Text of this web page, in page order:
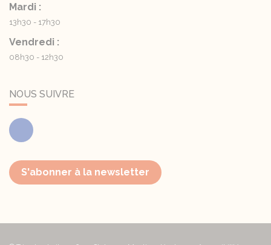
Mardi :
13h30 - 17h30
Vendredi :
08h30 - 12h30
NOUS SUIVRE
Facebook
S'abonner à la newsletter